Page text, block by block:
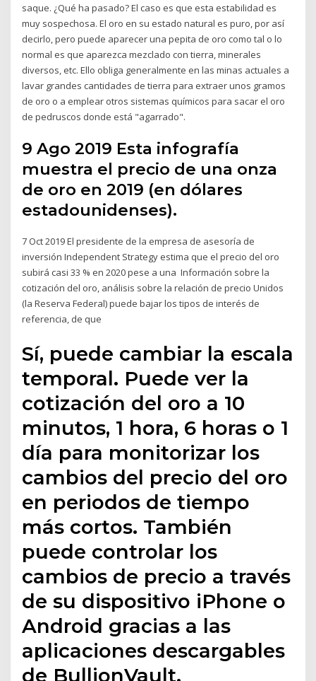
saque. ¿Qué ha pasado? El caso es que esta estabilidad es
muy sospechosa. El oro en su estado natural es puro, por así
decirlo, pero puede aparecer una pepita de oro como tal o lo
normal es que aparezca mezclado con tierra, minerales
diversos, etc. Ello obliga generalmente en las minas actuales a
lavar grandes cantidades de tierra para extraer unos gramos
de oro o a emplear otros sistemas químicos para sacar el oro
de pedruscos donde está "agarrado".
9 Ago 2019 Esta infografía
muestra el precio de una onza
de oro en 2019 (en dólares
estadounidenses).
7 Oct 2019 El presidente de la empresa de asesoría de
inversión Independent Strategy estima que el precio del oro
subirá casi 33 % en 2020 pese a una Información sobre la
cotización del oro, análisis sobre la relación de precio Unidos
(la Reserva Federal) puede bajar los tipos de interés de
referencia, de que
Sí, puede cambiar la escala
temporal. Puede ver la
cotización del oro a 10
minutos, 1 hora, 6 horas o 1
día para monitorizar los
cambios del precio del oro
en periodos de tiempo
más cortos. También
puede controlar los
cambios de precio a través
de su dispositivo iPhone o
Android gracias a las
aplicaciones descargables
de BullionVault.